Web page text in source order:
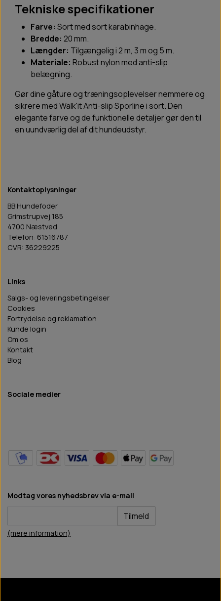
Tekniske specifikationer
Farve: Sort med sort karabinhage.
Bredde: 20 mm.
Længder: Tilgængelig i 2 m, 3 m og 5 m.
Materiale: Robust nylon med anti-slip
belægning.
Gør dine gåture og træningsoplevelser nemmere og
sikrere med Walk'it Anti-slip Sporline i sort. Den
elegante farve og de funktionelle detaljer gør den til
en uundværlig del af dit hundeudstyr.
Kontaktoplysninger
BB Hundefoder
Grimstrupvej 185
4700 Næstved
Telefon: 61516787
CVR: 36229225
Links
Salgs- og leveringsbetingelser
Cookies
Fortrydelse og reklamation
Kunde login
Om os
Kontakt
Blog
Sociale medier
Modtag vores nyhedsbrev via e-mail
Tilmeld
(mere information)